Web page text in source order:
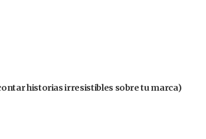
historias irresistibles sobre tu marca)